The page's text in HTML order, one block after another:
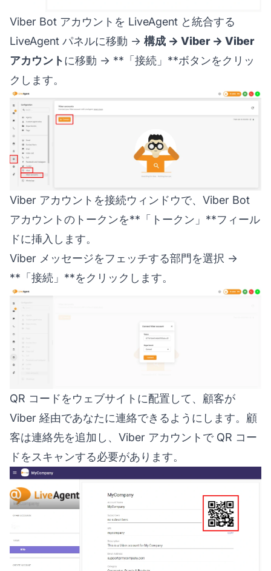
Viber Bot アカウントを LiveAgent と統合する
LiveAgent パネルに移動 → 構成 → Viber → Viber
アカウントに移動 → **「接続」**ボタンをクリッ
クします。
Viber アカウントを接続ウィンドウで、Viber Bot
アカウントのトークンを**「トークン」**フィール
ドに挿入します。
Viber メッセージをフェッチする部門を選択 →
**「接続」**をクリックします。
QR コードをウェブサイトに配置して、顧客が
Viber 経由であなたに連絡できるようにします。顧
客は連絡先を追加し、Viber アカウントで QR コー
ドをスキャンする必要があります。